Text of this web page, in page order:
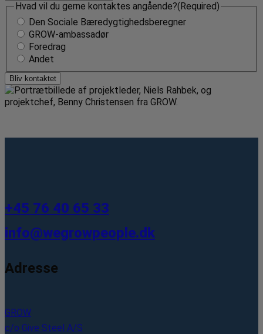
Hvad vil du gerne kontaktes angående?(Required)
Den Sociale Bæredygtighedsberegner
GROW-ambassadør
Foredrag
Andet
Bliv kontaktet
+45 76 40 65 33
info@wegrowpeople.dk
Adresse
GROW
c/o Give Steel A/S